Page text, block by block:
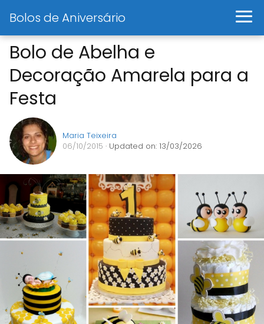
Bolos de Aniversário
Bolo de Abelha e
Decoração Amarela para a
Festa
Maria Teixeira
06/10/2015 · Updated on: 13/03/2026